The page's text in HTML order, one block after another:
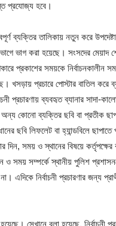
প্রযোজ্য হবে।
ব্যক্তির তালিকায় নতুন করে
ভাগ করা হয়েছে। সংসদের
প্রকাশের সময়কে নির্বাচনকালীন
খসড়ায় প্রচারে পোস্টার বাতিল করে
প্রচারণায় ব্যবহৃত ব্যানার
কোনো ব্যক্তির ছবি বা প্রতীক
ছবি লিফলেট বা হ্যান্ডবিলে
দিন, সময় ও স্থানের বিষয়ে
সম্পর্কে স্থানীয় পুলিশ
নির্বাচনী প্রচারণার জন্য
সেখানে বলা হয়েছে, নির্বাচনী